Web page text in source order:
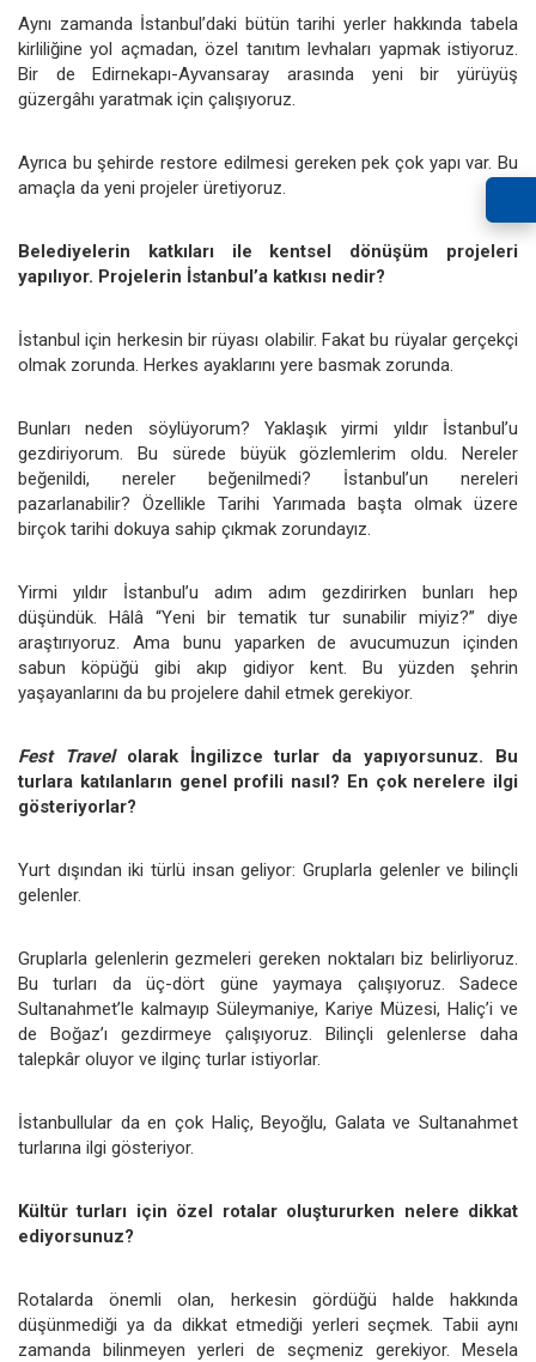
Aynı zamanda İstanbul’daki bütün tarihi yerler hakkında tabela
kirliliğine yol açmadan, özel tanıtım levhaları yapmak istiyoruz.
Bir de Edirnekapı-Ayvansaray arasında yeni bir yürüyüş
güzergâhı yaratmak için çalışıyoruz.
Ayrıca bu şehirde restore edilmesi gereken pek çok yapı var. Bu
amaçla da yeni projeler üretiyoruz.
Belediyelerin katkıları ile kentsel dönüşüm projeleri
yapılıyor. Projelerin İstanbul’a katkısı nedir?
İstanbul için herkesin bir rüyası olabilir. Fakat bu rüyalar gerçekçi
olmak zorunda. Herkes ayaklarını yere basmak zorunda.
Bunları neden söylüyorum? Yaklaşık yirmi yıldır İstanbul’u
gezdiriyorum. Bu sürede büyük gözlemlerim oldu. Nereler
beğenildi, nereler beğenilmedi? İstanbul’un nereleri
pazarlanabilir? Özellikle Tarihi Yarımada başta olmak üzere
birçok tarihi dokuya sahip çıkmak zorundayız.
Yirmi yıldır İstanbul’u adım adım gezdirirken bunları hep
düşündük. Hâlâ “Yeni bir tematik tur sunabilir miyiz?” diye
araştırıyoruz. Ama bunu yaparken de avucumuzun içinden
sabun köpüğü gibi akıp gidiyor kent. Bu yüzden şehrin
yaşayanlarını da bu projelere dahil etmek gerekiyor.
Fest Travelolarak İngilizce turlar da yapıyorsunuz. Bu
turlara katılanların genel profili nasıl? En çok nerelere ilgi
gösteriyorlar?
Yurt dışından iki türlü insan geliyor: Gruplarla gelenler ve bilinçli
gelenler.
Gruplarla gelenlerin gezmeleri gereken noktaları biz belirliyoruz.
Bu turları da üç-dört güne yaymaya çalışıyoruz. Sadece
Sultanahmet’le kalmayıp Süleymaniye, Kariye Müzesi, Haliç’i ve
de Boğaz’ı gezdirmeye çalışıyoruz. Bilinçli gelenlerse daha
talepkâr oluyor ve ilginç turlar istiyorlar.
İstanbullular da en çok Haliç, Beyoğlu, Galata ve Sultanahmet
turlarına ilgi gösteriyor.
Kültür turları için özel rotalar oluştururken nelere dikkat
ediyorsunuz?
Rotalarda önemli olan, herkesin gördüğü halde hakkında
düşünmediği ya da dikkat etmediği yerleri seçmek. Tabii aynı
zamanda bilinmeyen yerleri de seçmeniz gerekiyor. Mesela